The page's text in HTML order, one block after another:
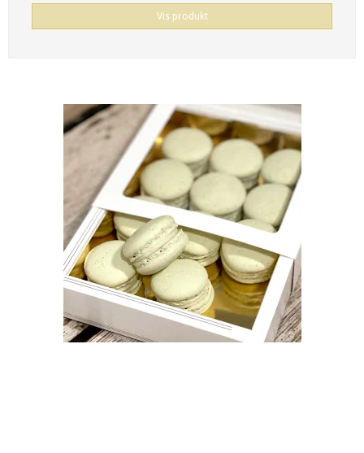
Vis produkt